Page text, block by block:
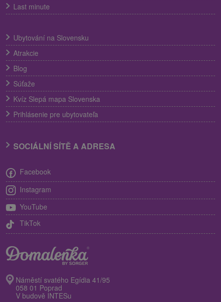
Last minute
Ubytování na Slovensku
Atrakcie
Blog
Súťaže
Kvíz Slepá mapa Slovenska
Prihlásenie pre ubytovateľa
SOCIÁLNÍ SÍTĚ A ADRESA
Facebook
Instagram
YouTube
TikTok
Náměstí svatého Egídia 41/95
058 01 Poprad
V budově INTESu